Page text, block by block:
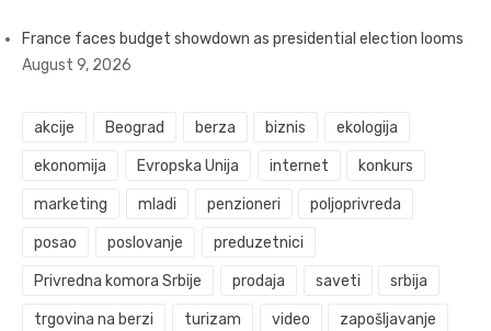
France faces budget showdown as presidential election looms
August 9, 2026
akcije Beograd berza biznis ekologija
ekonomija Evropska Unija internet konkurs
marketing mladi penzioneri poljoprivreda
posao poslovanje preduzetnici
Privredna komora Srbije prodaja saveti srbija
trgovina na berzi turizam video zapošljavanje